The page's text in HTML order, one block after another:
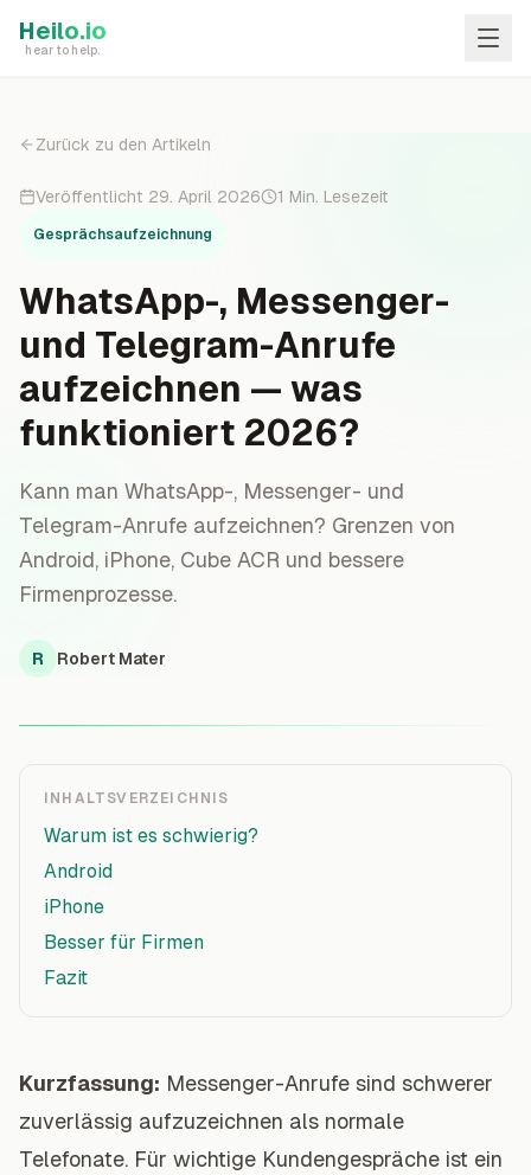
Heilo.io
hear to help.
Zurück zu den Artikeln
Veröffentlicht 29. April 2026 1 Min. Lesezeit
Gesprächsaufzeichnung
WhatsApp-, Messenger-
und Telegram-Anrufe
aufzeichnen — was
funktioniert 2026?
Kann man WhatsApp-, Messenger- und
Telegram-Anrufe aufzeichnen? Grenzen von
Android, iPhone, Cube ACR und bessere
Firmenprozesse.
R Robert Mater
INHALTSVERZEICHNIS
Warum ist es schwierig?
Android
iPhone
Besser für Firmen
Fazit
Kurzfassung: Messenger-Anrufe sind schwerer
zuverlässig aufzuzeichnen als normale
Telefonate. Für wichtige Kundengespräche ist ein